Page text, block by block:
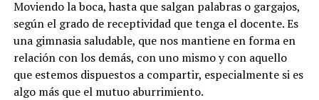
Moviendo la boca, hasta que salgan palabras o gargajos,
según el grado de receptividad que tenga el docente. Es
una gimnasia saludable, que nos mantiene en forma en
relación con los demás, con uno mismo y con aquello
que estemos dispuestos a compartir, especialmente si es
algo más que el mutuo aburrimiento.